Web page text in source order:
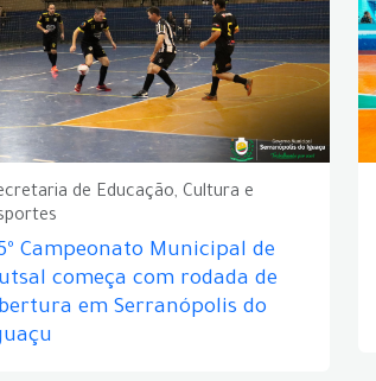
de Educação, Cultura e
Campeonato Municipal de
começa com rodada de
em Serranópolis do